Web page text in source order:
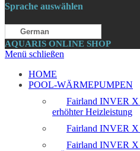
Sprache auswählen
German
AQUARIS ONLINE SHOP
Menü schließen
HOME
POOL-WÄRMEPUMPEN
Fairland INVER X
erhöhter Heizleistung
Fairland INVER X
Fairland INVER